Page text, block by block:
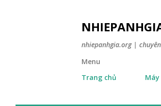
nhiepanhgia.org |
Menu
Trang chủ